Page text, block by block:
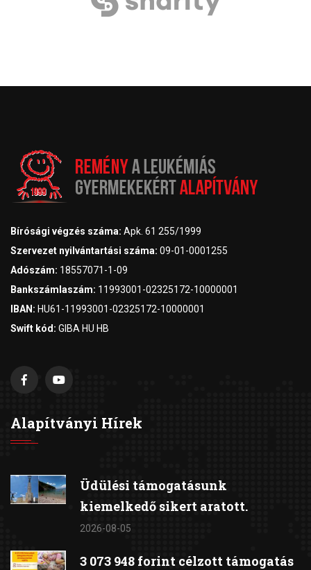
Bírósági végzés száma: Apk. 61 255/1999
Szervezet nyilvántartási száma: 09-01-0001255
Adószám: 18557071-1-09
Bankszámlaszám: 11993001-02325172-10000001
IBAN: HU61-11993001-02325172-10000001
Swift kód: GIBA HU HB
Alapítványi Hírek
Üdülési támogatásunk
kiemelkedő sikert aratott.
2026-08-05
3 073 948 forint célzott támogatás